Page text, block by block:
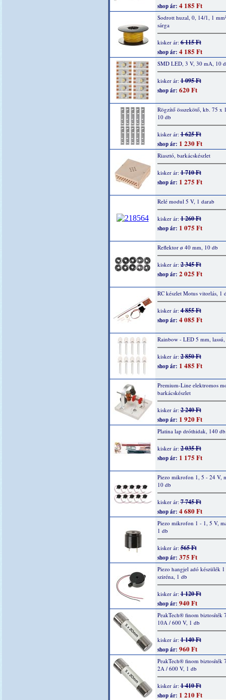
shop ár: 4 185 Ft
Sodrott huzal, 0, 14/1, 1
sárga
kisker ár:6 115 Ft
shop ár: 4 185 Ft
SMD LED, 3 V, 30 mA, 10
kisker ár:1 095 Ft
shop ár: 620 Ft
Rögzítő összekötő, kb. 75 x
10 db
kisker ár:1 625 Ft
shop ár: 1 230 Ft
Riasztó, barkácskészlet
kisker ár:1 710 Ft
shop ár: 1 275 Ft
Relé modul 5 V, 1 darab
kisker ár:1 260 Ft
shop ár: 1 075 Ft
Reflektor ø 40 mm, 10 db
kisker ár:2 345 Ft
shop ár: 2 025 Ft
RC készlet Motus vitorlás, 1
kisker ár:4 855 Ft
shop ár: 4 085 Ft
Rainbow - LED 5 mm,
kisker ár:2 850 Ft
shop ár: 1 485 Ft
Premium-Line elektromos
barkácskészlet
kisker ár:2 240 Ft
shop ár: 1 920 Ft
Platina lap dróthidak, 140
kisker ár:2 035 Ft
shop ár: 1 175 Ft
Piezo mikrofon 1, 5 - 24 V,
10 db
kisker ár:7 745 Ft
shop ár: 4 680 Ft
Piezo mikrofon 1 - 1, 5 V,
1 db
kisker ár:565 Ft
shop ár: 375 Ft
Piezo hangjel adó készülék
sziréna, 1 db
kisker ár:1 120 Ft
shop ár: 940 Ft
PeakTech® finom biztosíték
10A / 600 V, 1 db
kisker ár:1 140 Ft
shop ár: 960 Ft
PeakTech® finom biztosíték
2A / 600 V, 1 db
kisker ár:1 410 Ft
shop ár: 1 210 Ft